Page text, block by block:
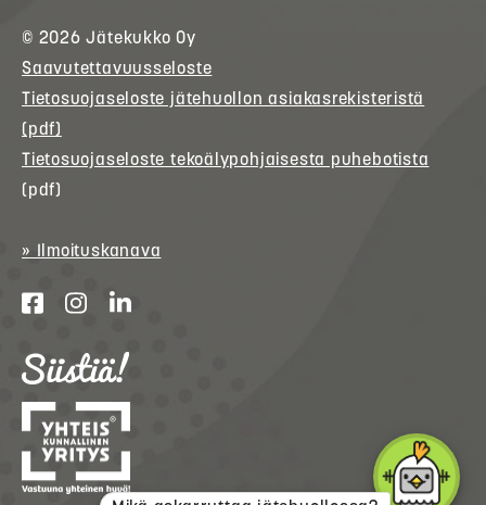
© 2026Jätekukko Oy
Saavutettavuusseloste
Tietosuojaseloste jätehuollon asiakasrekisteristä
(pdf)
Tietosuojaseloste tekoälypohjaisesta puhebotista
(pdf)
» Ilmoituskanava